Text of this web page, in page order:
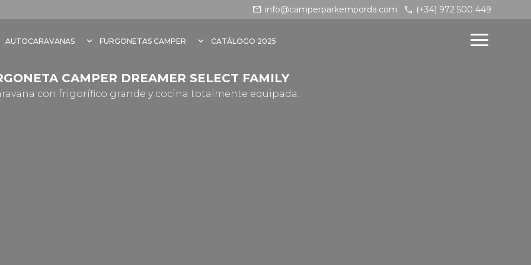
mail info@camperparkemporda.com call (+34) 972 500 449
AUTOCARAVANAS keyboard_arrow_down FURGONETAS CAMPER keyboard_arrow_down CATÁLOGO 2025
CAMPER DREAMER SELECT FAMILY
con frigorífico grande y cocina totalmente equipada.